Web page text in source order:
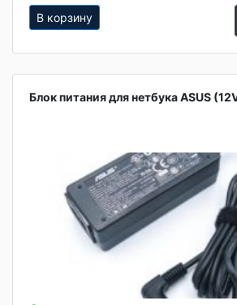
В корзину
Блок питания для нетбука ASUS